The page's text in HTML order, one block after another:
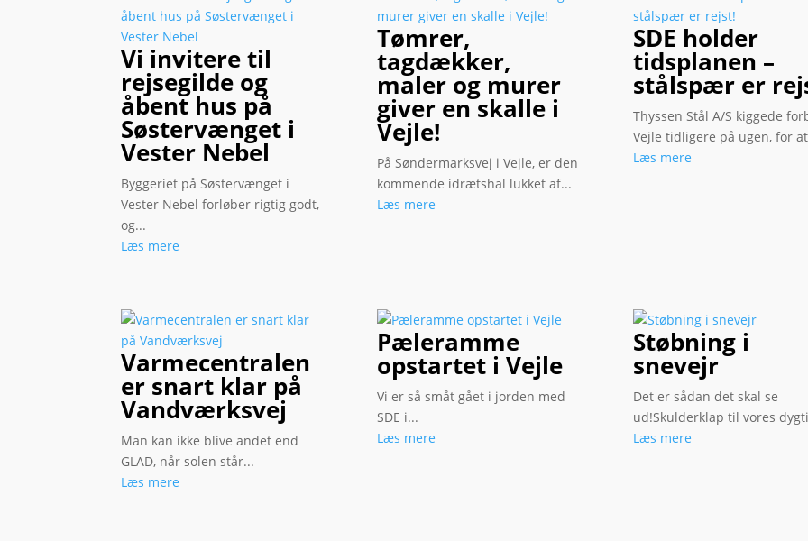
Vi invitere til
rejsegilde og
åbent hus på
Søstervænget i
Vester Nebel
Byggeriet på Søstervænget i
Vester Nebel forløber rigtig godt,
og...
Læs mere
Tømrer,
tagdækker,
maler og murer
giver en skalle i
Vejle!
På Søndermarksvej i Vejle, er den
kommende idrætshal lukket af...
Læs mere
SDE holder
tidsplanen –
stålspær er
Thyssen Stål A/S kiggede
Vejle tidligere på ugen, for
Læs mere
Varmecentralen
er snart klar på
Vandværksvej
Man kan ikke blive andet end
GLAD, når solen står...
Læs mere
Pæleramme
opstartet i Vejle
Vi er så småt gået i jorden med
SDE i...
Læs mere
Støbning i
snevejr
Det er sådan det skal se
ud!Skulderklap til vores
Læs mere